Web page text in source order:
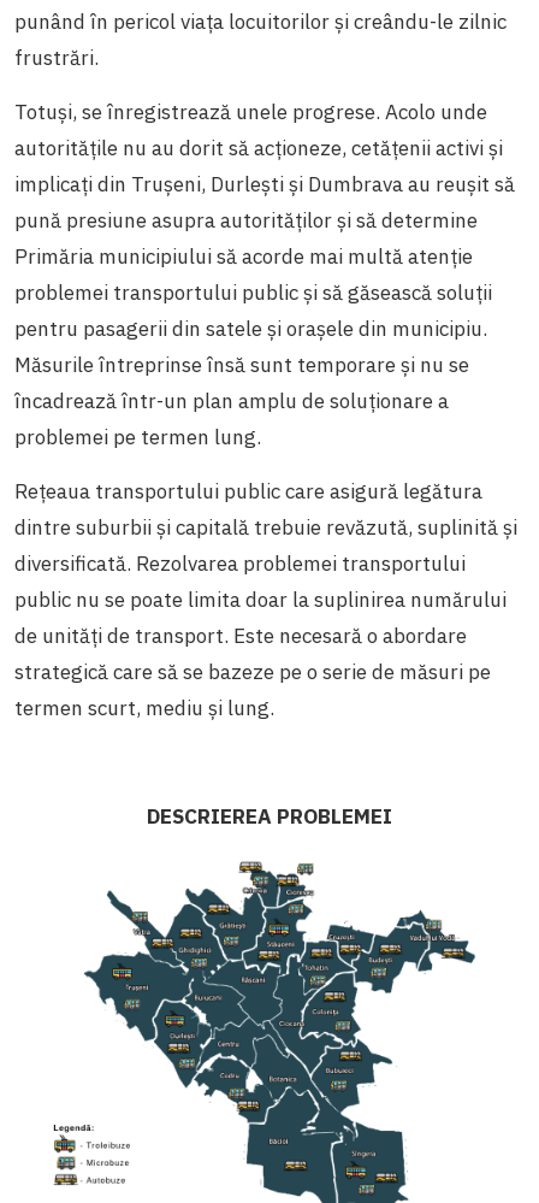
punând în pericol viața locuitorilor și creându-le zilnic
frustrări.
Totuși, se înregistrează unele progrese. Acolo unde
autoritățile nu au dorit să acționeze, cetățenii activi și
implicați din Trușeni, Durlești și Dumbrava au reușit să
pună presiune asupra autorităților și să determine
Primăria municipiului să acorde mai multă atenție
problemei transportului public și să găsească soluții
pentru pasagerii din satele și orașele din municipiu.
Măsurile întreprinse însă sunt temporare și nu se
încadrează într-un plan amplu de soluționare a
problemei pe termen lung.
Rețeaua transportului public care asigură legătura
dintre suburbii și capitală trebuie revăzută, suplinită și
diversificată. Rezolvarea problemei transportului
public nu se poate limita doar la suplinirea numărului
de unități de transport. Este necesară o abordare
strategică care să se bazeze pe o serie de măsuri pe
termen scurt, mediu și lung.
DESCRIEREA PROBLEMEI